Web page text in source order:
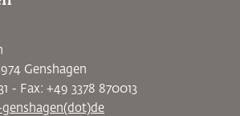
Genshagen
- Fax: +49 3378 870013